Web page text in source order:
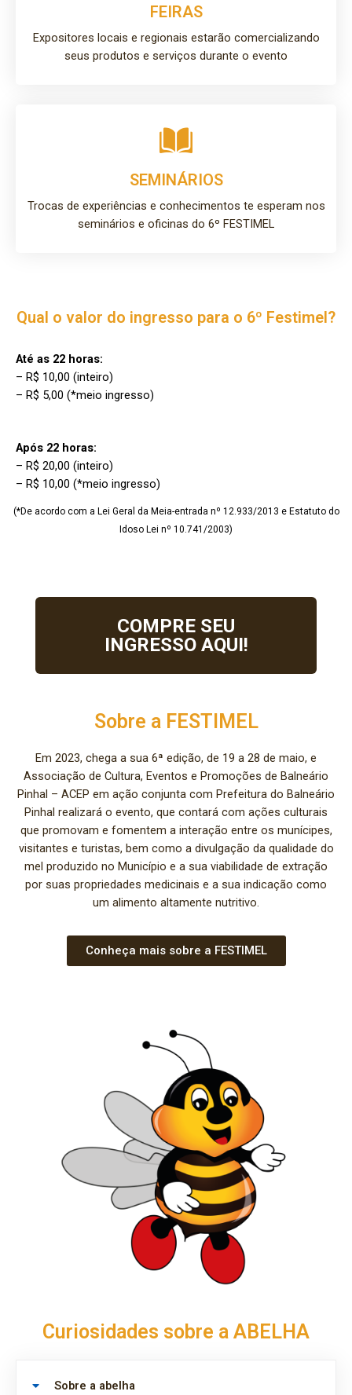
FEIRAS
Expositores locais e regionais estarão comercializando
seus produtos e serviços durante o evento
SEMINÁRIOS
Trocas de experiências e conhecimentos te esperam nos
seminários e oficinas do 6º FESTIMEL
Qual o valor do ingresso para o 6º Festimel?
Até as 22 horas:
– R$ 10,00 (inteiro)
– R$ 5,00 (*meio ingresso)
Após 22 horas:
– R$ 20,00 (inteiro)
– R$ 10,00 (*meio ingresso)
(*De acordo com a Lei Geral da Meia-entrada nº 12.933/2013 e Estatuto do
Idoso Lei nº 10.741/2003)
COMPRE SEU
INGRESSO AQUI!
Sobre a FESTIMEL
Em 2023, chega a sua 6ª edição, de 19 a 28 de maio, e
Associação de Cultura, Eventos e Promoções de Balneário
Pinhal – ACEP em ação conjunta com Prefeitura do Balneário
Pinhal realizará o evento, que contará com ações culturais
que promovam e fomentem a interação entre os munícipes,
visitantes e turistas, bem como a divulgação da qualidade do
mel produzido no Município e a sua viabilidade de extração
por suas propriedades medicinais e a sua indicação como
um alimento altamente nutritivo.
Conheça mais sobre a FESTIMEL
Curiosidades sobre a ABELHA
Sobre a abelha